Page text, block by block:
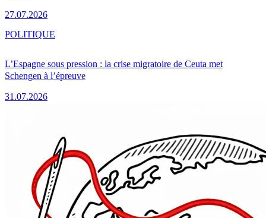
27.07.2026
L’Espagne sous pression : la crise migratoire de Ceuta met
Schengen à l’épreuve
31.07.2026
POLITIQUE